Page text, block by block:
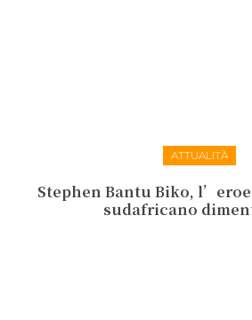
ATTUALITÀ
Stephen Bantu Biko,
sudafricano